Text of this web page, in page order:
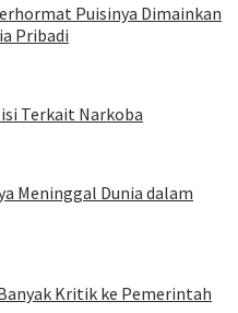
Puisinya Dimainkan
Pribadi
Terkait Narkoba
Meninggal Dunia dalam
Kritik ke Pemerintah